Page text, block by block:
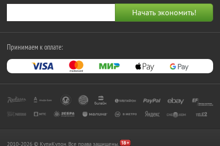
Принимаем к оплате:
2010-2026 © КупиКупон. Все права защищены.